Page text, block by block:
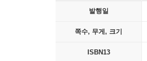
발행일
쪽수, 무게, 크기
ISBN13